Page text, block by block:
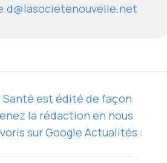
Santé est édité de façon
la rédaction en nous
sur Google Actualités :